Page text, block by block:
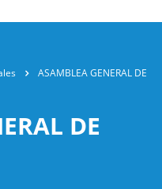
ASAMBLEA GENERAL DE
DE